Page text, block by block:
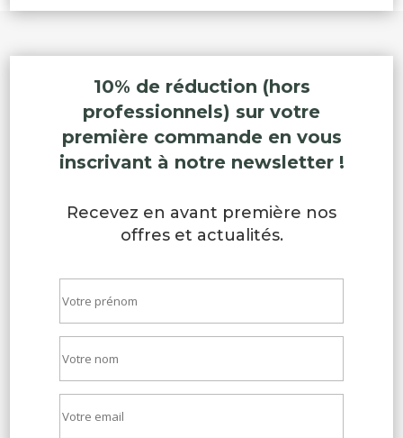
10% de réduction (hors
professionnels) sur votre
première commande en vous
inscrivant à notre newsletter !
Recevez en avant première nos
offres et actualités.